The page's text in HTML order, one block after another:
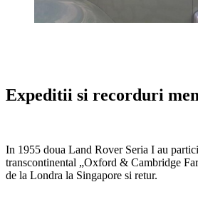
Expeditii si recorduri
In 1955 doua Land Rover Seria I au
transcontinental „Oxford & Cambridge
de la Londra la Singapore si retur.